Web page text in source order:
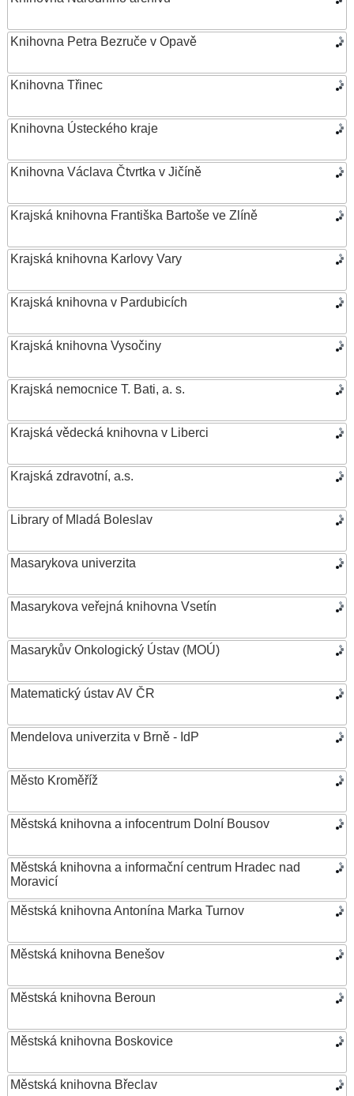
Knihovna Petra Bezruče v Opavě
Knihovna Třinec
Knihovna Ústeckého kraje
Knihovna Václava Čtvrtka v Jičíně
Krajská knihovna Františka Bartoše ve Zlíně
Krajská knihovna Karlovy Vary
Krajská knihovna v Pardubicích
Krajská knihovna Vysočiny
Krajská nemocnice T. Bati, a. s.
Krajská vědecká knihovna v Liberci
Krajská zdravotní, a.s.
Library of Mladá Boleslav
Masarykova univerzita
Masarykova veřejná knihovna Vsetín
Masarykův Onkologický Ústav (MOÚ)
Matematický ústav AV ČR
Mendelova univerzita v Brně - IdP
Město Kroměříž
Městská knihovna a infocentrum Dolní Bousov
Městská knihovna a informační centrum Hradec nad
Moravicí
Městská knihovna Antonína Marka Turnov
Městská knihovna Benešov
Městská knihovna Beroun
Městská knihovna Boskovice
Městská knihovna Břeclav